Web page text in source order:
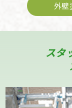
外
スタ